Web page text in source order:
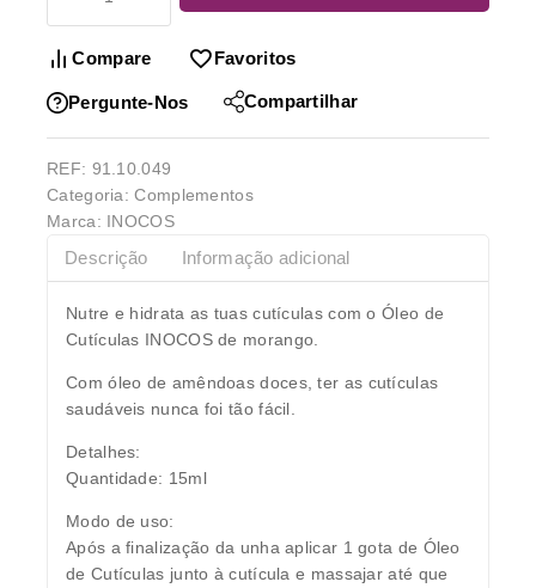
Compare Favoritos
Pergunte-Nos Compartilhar
REF: 91.10.049
Categoria:Complementos
Marca: INOCOS
Descrição Informação adicional
Nutre e hidrata as tuas cutículas com o Óleo de
Cutículas INOCOS de morango.
Com óleo de amêndoas doces, ter as cutículas
saudáveis nunca foi tão fácil.
Detalhes:
Quantidade: 15ml
Modo de uso:
Após a finalização da unha aplicar 1 gota de Óleo
de Cutículas junto à cutícula e massajar até que